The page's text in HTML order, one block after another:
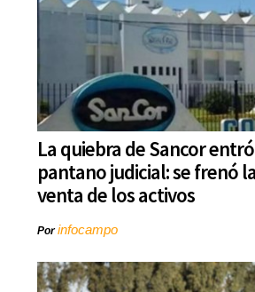
La quiebra de Sancor
pantano judicial: se frenó
venta de los activos
Porinfocampo